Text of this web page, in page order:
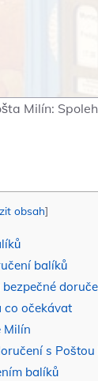
Milín:
obsah]
balíků
co očekávat
Milín
s Poštou
balíků